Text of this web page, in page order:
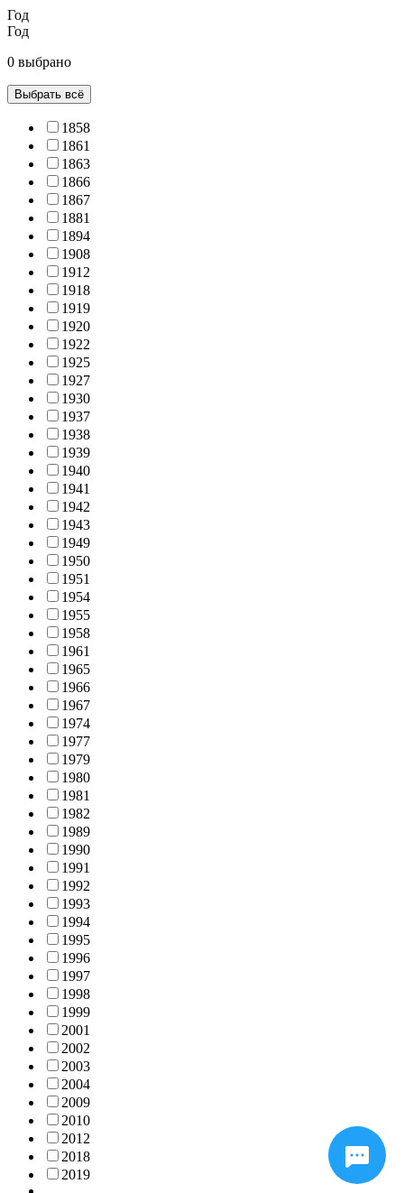
Год
Год
0 выбрано
Выбрать всё
1858
1861
1863
1866
1867
1881
1894
1908
1912
1918
1919
1920
1922
1925
1927
1930
1937
1938
1939
1940
1941
1942
1943
1949
1950
1951
1954
1955
1958
1961
1965
1966
1967
1974
1977
1979
1980
1981
1982
1989
1990
1991
1992
1993
1994
1995
1996
1997
1998
1999
2001
2002
2003
2004
2009
2010
2012
2018
2019